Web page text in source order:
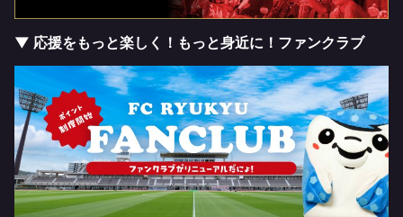
▼ 応援をもっと楽しく！もっと身近に！ファンクラブ